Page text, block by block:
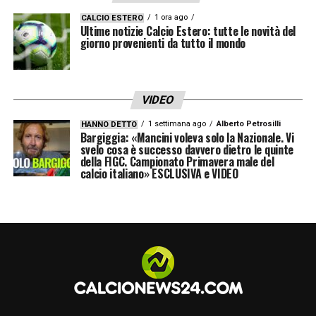
cause che sta spingendo l’allenatore
salentino e il DS Manna a valutare cambi
tattici (il passaggio al 3-5-2) e nuovi
Ora la palla passa ai fisioterapisti: l’obiettivo
è riavere Neres in campo per il rush finale
della stagione.
CALCIO ESTERO 1 ora ago
Ultime notizie Calcio Estero: tutte le novità del
giorno provenienti da tutto il mondo
VIDEO
HANNO DETTO 1 settimana ago Alberto Petrosilli
Bargiggia: «Mancini voleva solo la Nazionale. Vi
svelo cosa è successo davvero dietro le quinte
della FIGC. Campionato Primavera male del
calcio italiano» ESCLUSIVA e VIDEO